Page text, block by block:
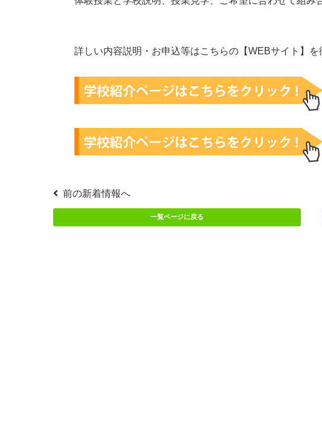
詳しい内容説明・お申込等はこちらの【WEBサイト 】を
前の新着情報へ
一覧ページに戻る